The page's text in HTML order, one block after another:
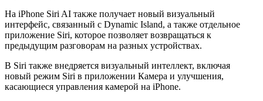
На iPhone Siri AI также получает новый визуальный
интерфейс, связанный с Dynamic Island, а также отдельное
приложение Siri, которое позволяет возвращаться к
предыдущим разговорам на разных устройствах.
В Siri также внедряется визуальный интеллект, включая
новый режим Siri в приложении Камера и улучшения,
касающиеся управления камерой на iPhone.